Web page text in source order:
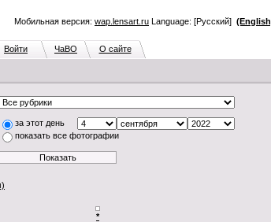
Мобильная версия: wap.lensart.ru Language: [Русский]
Войти ЧаВО О сайте
за этот день
показать все фотографии
*